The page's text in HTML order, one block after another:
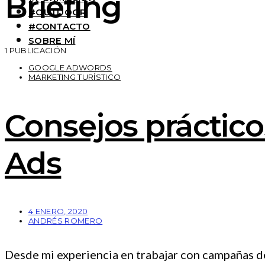
#OUTDOOR
#CONTACTO
SOBRE MÍ
1 PUBLICACIÓN
GOOGLE ADWORDS
MARKETING TURÍSTICO
Consejos
Ads
4 ENERO, 2020
ANDRÉS ROMERO
Desde mi experiencia en trabajar con